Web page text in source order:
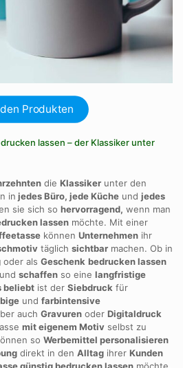
Produkten
lassen – der Klassiker unter
die Klassiker unter den
in jedes Büro, jede Küche und jedes
sie sich so hervorragend, wenn man
lassen möchte. Mit einer
können Unternehmen ihr
täglich sichtbar machen. Ob in
oder als Geschenk bedrucken lassen
und schaffen so eine langfristige
beliebt ist der Siebdruck für
und farbintensive
auch Gravuren oder Digitaldruck
mit eigenem Motiv selbst zu
so Werbemittel personalisieren
direkt in den Alltag ihrer Kunden